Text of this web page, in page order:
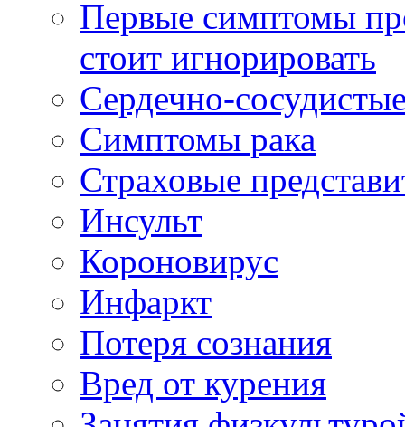
Первые симптомы
стоит игнорировать
Сердечно-
Симптомы рака
Страховые
Инсульт
Короновирус
Инфаркт
Потеря сознания
Вред от курения